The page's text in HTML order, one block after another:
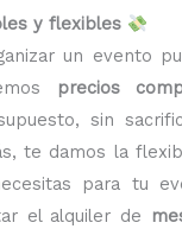
y flexibles
un evento
precios
sin
te damos la
para tu
el alquiler de